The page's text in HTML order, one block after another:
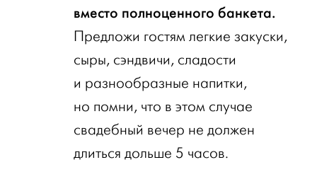
вместо полноценного банкета.
Предложи гостям легкие закуски,
сыры, сэндвичи, сладости
и разнообразные напитки,
но помни, что в этом случае
свадебный вечер не должен
длиться дольше 5 часов.